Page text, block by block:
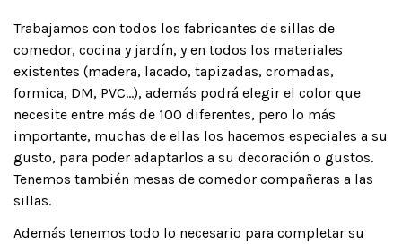
Trabajamos con todos los fabricantes de sillas de
comedor, cocina y jardín, y en todos los materiales
existentes (madera, lacado, tapizadas, cromadas,
formica, DM, PVC…), además podrá elegir el color que
necesite entre más de 100 diferentes, pero lo más
importante, muchas de ellas los hacemos especiales a su
gusto, para poder adaptarlos a su decoración o gustos.
Tenemos también mesas de comedor compañeras a las
sillas.
Además tenemos todo lo necesario para completar su